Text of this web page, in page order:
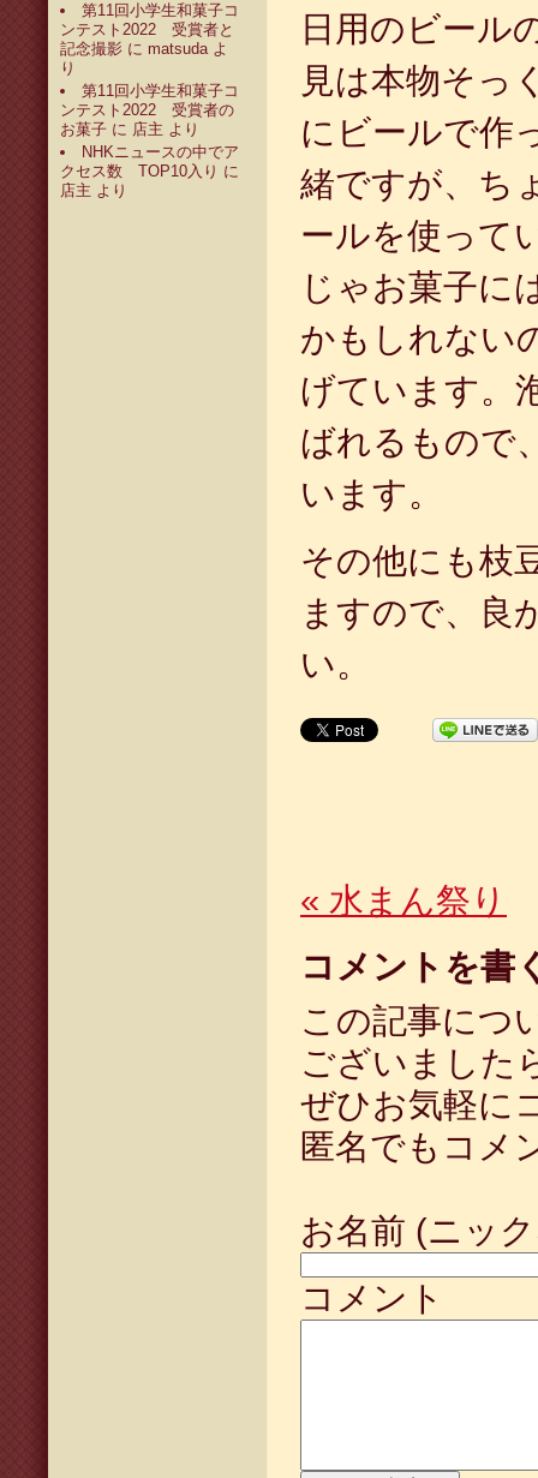
第11回小学生和菓子コ
ンテスト2022 受賞者と
記念撮影 に matsudaよ
り
第11回小学生和菓子コ
ンテスト2022 受賞者の
お菓子 に 店主 より
NHKニュースの中でア
クセス数 TOP10入り に
店主 より
日用のビール
見は本物そっ
にビールで作
緒ですが、ち
ールを使って
じゃお菓子に
かもしれない
げています。
ばれるもので
います。
その他にも枝
ますので、良
い。
« 水まん祭り
コメントを書
この記事につ
ございました
ぜひお気軽に
匿名でもコメ
お名前 (ニッ
コメント